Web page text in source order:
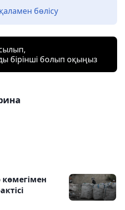
бөлісу
бірінші болып оқыңыз